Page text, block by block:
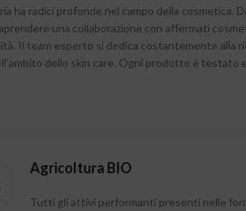
ha radici profonde nel campo della cosmetica.
una collaborazione con affermati
Il team esperto si dedica costantemente alla
dello skin care. Ogni prodotto è
Agricoltura BIO
Tutti gli attivi performanti presenti nelle